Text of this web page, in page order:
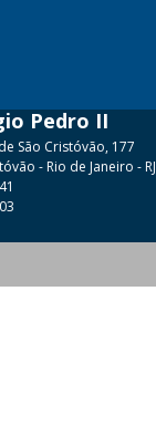
Pedro II
São Cristóvão, 177
- Rio de Janeiro - RJ